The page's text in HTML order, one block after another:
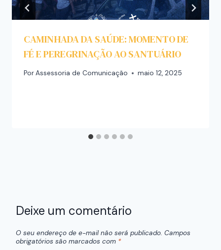
CAMINHADA DA SAÚDE: MOMENTO DE
FÉ E PEREGRINAÇÃO AO SANTUÁRIO
PorAssessoria de Comunicação maio 12, 2025
Deixe um comentário
O seu endereço de e-mail não será publicado. Campos
obrigatórios são marcados com *